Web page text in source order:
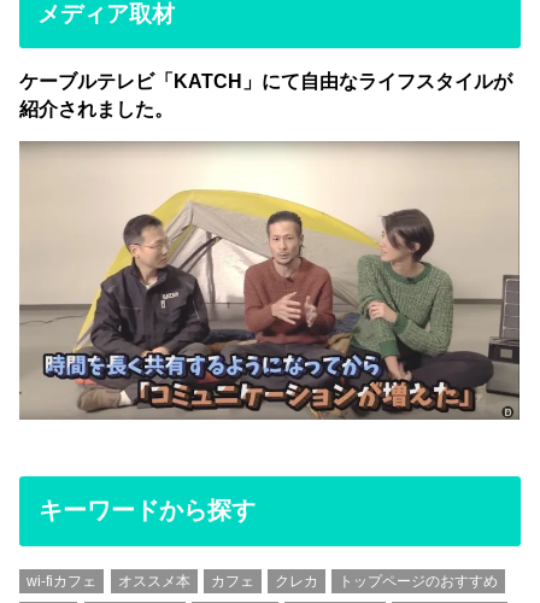
メディア取材
ケーブルテレビ「KATCH」にて自由なライフスタイルが
紹介されました。
キーワードから探す
wi-fiカフェ オススメ本 カフェ クレカ
トップページのおすすめ